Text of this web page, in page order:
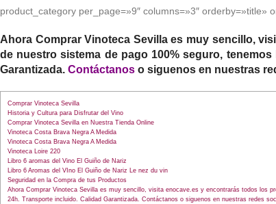
product_category per_page=»9″ columns=»3″ orderby=»title»
Ahora Comprar Vinoteca Sevillaes muy sencillo,
de nuestro sistema de pago 100% seguro,
Garantizada. Contáctanos o siguenos en nuestras
Comprar Vinoteca Sevilla
Historia y Cultura para Disfrutar del Vino
Comprar Vinoteca Sevilla en Nuestra Tienda Online
Vinoteca Costa Brava Negra A Medida
Vinoteca Costa Brava Negra A Medida
Vinoteca Loire 220
Libro 6 aromas del Vino El Guiño de Nariz
Libro 6 Aromas del VIno El Guiño de Nariz Le nez du vin
Seguridad en la Compra de tus Productos
Ahora Comprar Vinoteca Sevilla es muy sencillo, visita enocave.es y encontrarás todos los
24h. Transporte incluido. Calidad Garantizada. Contáctanos o siguenos en nuestras redes